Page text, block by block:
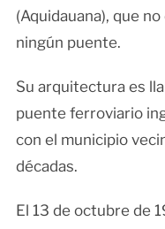
(Aquidauana), que
ningún puente.
Su arquitectura es
puente ferroviario
con el municipio
décadas.
El 13 de octubre de